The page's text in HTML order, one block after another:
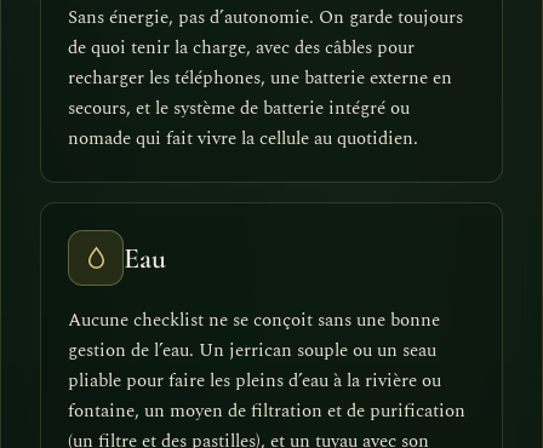
Sans énergie, pas d’autonomie. On garde toujours
de quoi tenir la charge, avec des câbles pour
recharger les téléphones, une batterie externe en
secours, et le système de batterie intégré ou
nomade qui fait vivre la cellule au quotidien.
Eau
Aucune checklist ne se conçoit sans une bonne
gestion de l’eau. Un jerrican souple ou un seau
pliable pour faire les pleins d’eau à la rivière ou
fontaine, un moyen de filtration et de purification
(un filtre et des pastilles), et un tuyau avec son